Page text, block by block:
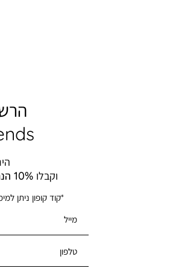
וקבלו 10% הנחה
*קוד קופון ניתן
מייל
טלפון